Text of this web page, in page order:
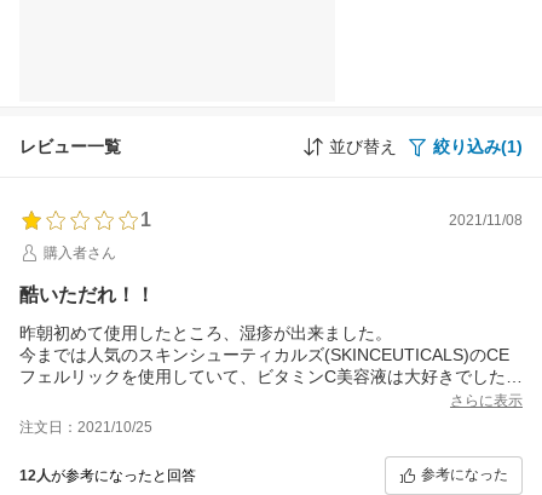
レビュー一覧 並び替え 絞り込み(1)
1
2021/11/08
購入者さん
酷いただれ！！
昨朝初めて使用したところ、湿疹が出来ました。
今までは人気のスキンシューティカルズ(SKINCEUTICALS)のCE
フェルリックを使用していて、ビタミンC美容液は大好きでした。
安価で人気のこちらも挑戦しようとしてみたら、悲惨な目に…。
泣
さらに表示
注文日：2021/10/25
12人が参考になったと回答 参考になった